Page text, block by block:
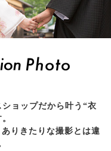
ョップだから叶う“衣
りきたりな撮影とは違